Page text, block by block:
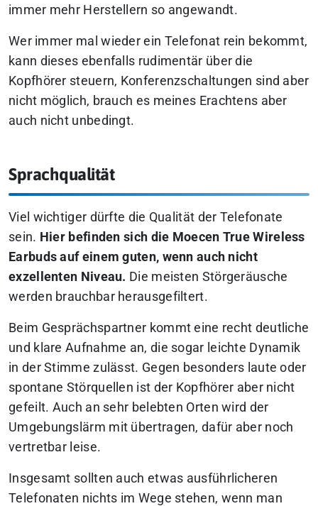
immer mehr Herstellern so angewandt.
Wer immer mal wieder ein Telefonat rein bekommt,
kann dieses ebenfalls rudimentär über die
Kopfhörer steuern, Konferenzschaltungen sind aber
nicht möglich, brauch es meines Erachtens aber
auch nicht unbedingt.
Sprachqualität
Viel wichtiger dürfte die Qualität der Telefonate
sein. Hier befinden sich die Moecen True Wireless
Earbuds auf einem guten, wenn auch nicht
exzellenten Niveau. Die meisten Störgeräusche
werden brauchbar herausgefiltert.
Beim Gesprächspartner kommt eine recht deutliche
und klare Aufnahme an, die sogar leichte Dynamik
in der Stimme zulässt. Gegen besonders laute oder
spontane Störquellen ist der Kopfhörer aber nicht
gefeilt. Auch an sehr belebten Orten wird der
Umgebungslärm mit übertragen, dafür aber noch
vertretbar leise.
Insgesamt sollten auch etwas ausführlicheren
Telefonaten nichts im Wege stehen, wenn man